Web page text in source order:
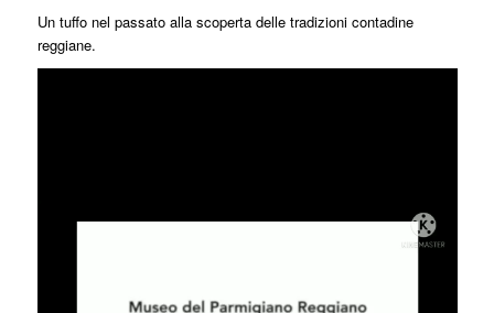
Un tuffo nel passato alla scoperta delle tradizioni contadine
reggiane.